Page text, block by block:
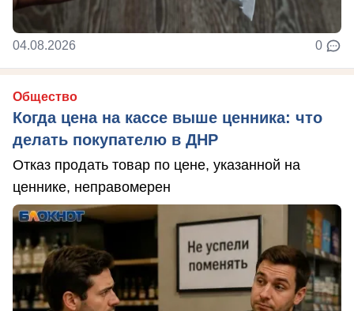
04.08.2026 0
Общество
Когда цена на кассе выше ценника: что
делать покупателю в ДНР
Отказ продать товар по цене, указанной на
ценнике, неправомерен